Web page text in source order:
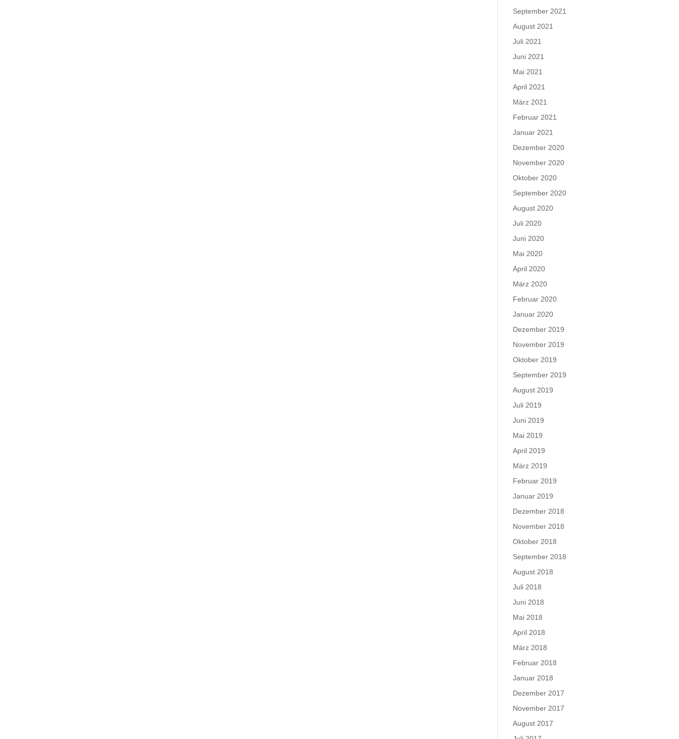
September 2021
August 2021
Juli 2021
Juni 2021
Mai 2021
April 2021
März 2021
Februar 2021
Januar 2021
Dezember 2020
November 2020
Oktober 2020
September 2020
August 2020
Juli 2020
Juni 2020
Mai 2020
April 2020
März 2020
Februar 2020
Januar 2020
Dezember 2019
November 2019
Oktober 2019
September 2019
August 2019
Juli 2019
Juni 2019
Mai 2019
April 2019
März 2019
Februar 2019
Januar 2019
Dezember 2018
November 2018
Oktober 2018
September 2018
August 2018
Juli 2018
Juni 2018
Mai 2018
April 2018
März 2018
Februar 2018
Januar 2018
Dezember 2017
November 2017
August 2017